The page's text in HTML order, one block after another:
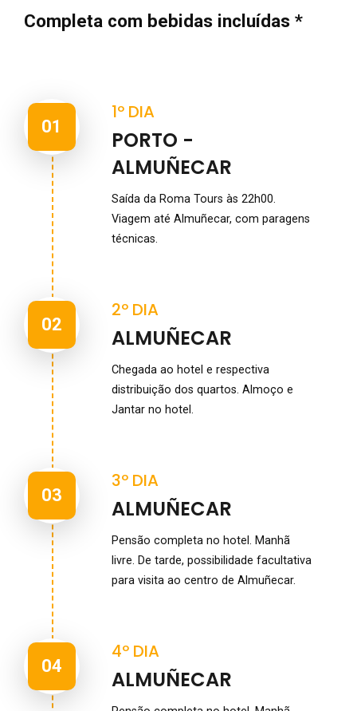
Completa com bebidas incluídas *
01
1º DIA
PORTO -
ALMUÑECAR
Saída da Roma Tours às 22h00.
Viagem até Almuñecar, com paragens
técnicas.
02
2º DIA
ALMUÑECAR
Chegada ao hotel e respectiva
distribuição dos quartos. Almoço e
Jantar no hotel.
03
3º DIA
ALMUÑECAR
Pensão completa no hotel. Manhã
livre. De tarde, possibilidade facultativa
para visita ao centro de Almuñecar.
04
4º DIA
ALMUÑECAR